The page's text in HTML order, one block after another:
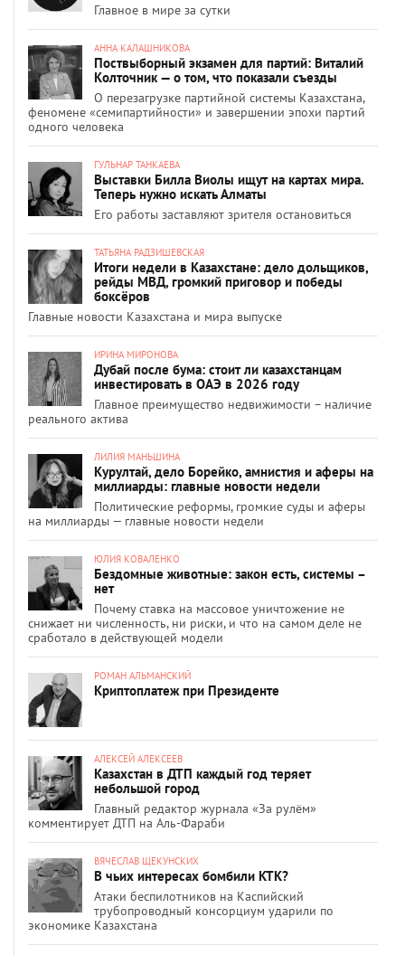
Главное в мире за сутки
АННА КАЛАШНИКОВА
Поствыборный экзамен для партий: Виталий
Колточник — о том, что показали съезды
О перезагрузке партийной системы Казахстана,
феномене «семипартийности» и завершении эпохи партий
одного человека
ГУЛЬНАР ТАНКАЕВА
Выставки Билла Виолы ищут на картах мира.
Теперь нужно искать Алматы
Его работы заставляют зрителя остановиться
ТАТЬЯНА РАДЗИШЕВСКАЯ
Итоги недели в Казахстане: дело дольщиков,
рейды МВД, громкий приговор и победы
боксёров
Главные новости Казахстана и мира выпуске
ИРИНА МИРОНОВА
Дубай после бума: стоит ли казахстанцам
инвестировать в ОАЭ в 2026 году
Главное преимущество недвижимости – наличие
реального актива
ЛИЛИЯ МАНЬШИНА
Курултай, дело Борейко, амнистия и аферы на
миллиарды: главные новости недели
Политические реформы, громкие суды и аферы
на миллиарды — главные новости недели
ЮЛИЯ КОВАЛЕНКО
Бездомные животные: закон есть, системы –
нет
Почему ставка на массовое уничтожение не
снижает ни численность, ни риски, и что на самом деле не
сработало в действующей модели
РОМАН АЛЬМАНСКИЙ
Криптоплатеж при Президенте
АЛЕКСЕЙ АЛЕКСЕЕВ
Казахстан в ДТП каждый год теряет
небольшой город
Главный редактор журнала «За рулём»
комментирует ДТП на Аль-Фараби
ВЯЧЕСЛАВ ЩЕКУНСКИХ
В чьих интересах бомбили КТК?
Атаки беспилотников на Каспийский
трубопроводный консорциум ударили по
экономике Казахстана